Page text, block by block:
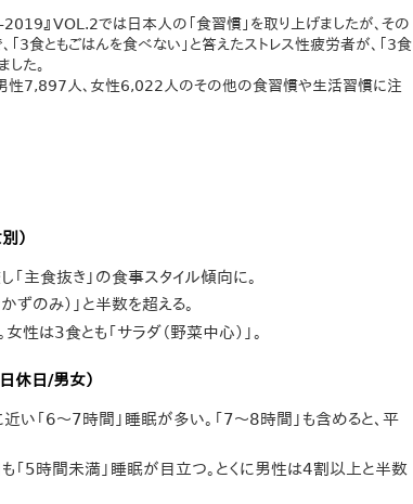
』VOL.2では日本人の「食習慣」を取り上げましたが、その
3食ともごはんを食べない」と答えたストレス性疲労者が、「3食
た。
男性7,897人、女性6,022人のその他の食習慣や生活習慣に注
）
「主食抜き」の食事スタイル傾向に。
のみ）」と半数を超える。
性は3食とも「サラダ（野菜中心）」。
休日/男女）
い「6～7時間」睡眠が多い。「7～8時間」も含めると、平
「5時間未満」睡眠が目立つ。とくに男性は4割以上と半数